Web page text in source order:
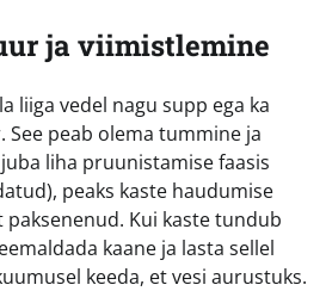
ja viimistlemine
liiga vedel nagu supp ega ka
See peab olema tummine ja
liha pruunistamise faasis
peaks kaste haudumise
Kui kaste tundub
kaane ja lasta sellel
keeda, et vesi aurustuks.